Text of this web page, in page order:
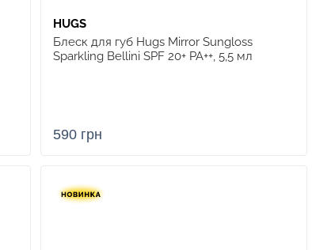
HUGS
Блеск для губ Hugs Mirror Sungloss
Sparkling Bellini SPF 20+ PA++, 5,5 мл
590 грн